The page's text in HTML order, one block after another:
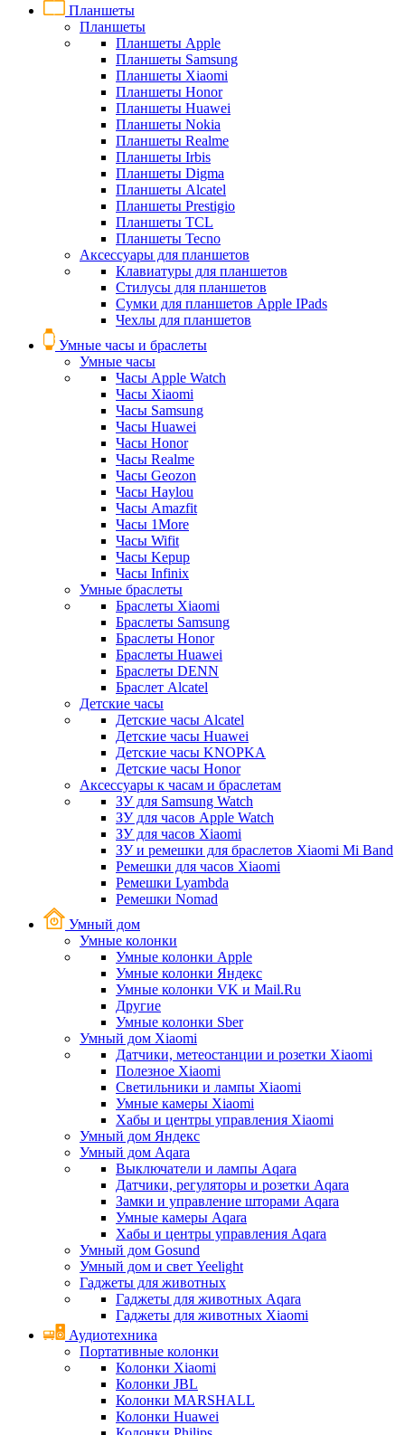
Планшеты
Планшеты
Планшеты Apple
Планшеты Samsung
Планшеты Xiaomi
Планшеты Honor
Планшеты Huawei
Планшеты Nokia
Планшеты Realme
Планшеты Irbis
Планшеты Digma
Планшеты Alcatel
Планшеты Prestigio
Планшеты TCL
Планшеты Tecno
Аксессуары для планшетов
Клавиатуры для планшетов
Стилусы для планшетов
Сумки для планшетов Apple IPads
Чехлы для планшетов
Умные часы и браслеты
Умные часы
Часы Apple Watch
Часы Xiaomi
Часы Samsung
Часы Huawei
Часы Honor
Часы Realme
Часы Geozon
Часы Haylou
Часы Amazfit
Часы 1More
Часы Wifit
Часы Kepup
Часы Infinix
Умные браслеты
Браслеты Xiaomi
Браслеты Samsung
Браслеты Honor
Браслеты Huawei
Браслеты DENN
Браслет Alcatel
Детские часы
Детские часы Alcatel
Детские часы Huawei
Детские часы KNOPKA
Детские часы Honor
Аксессуары к часам и браслетам
ЗУ для Samsung Watch
ЗУ для часов Apple Watch
ЗУ для часов Xiaomi
ЗУ и ремешки для браслетов Xiaomi Mi Band
Ремешки для часов Xiaomi
Ремешки Lyambda
Ремешки Nomad
Умный дом
Умные колонки
Умные колонки Apple
Умные колонки Яндекс
Умные колонки VK и Mail.Ru
Другие
Умные колонки Sber
Умный дом Xiaomi
Датчики, метеостанции и розетки Xiaomi
Полезное Xiaomi
Светильники и лампы Xiaomi
Умные камеры Xiaomi
Хабы и центры управления Xiaomi
Умный дом Яндекс
Умный дом Aqara
Выключатели и лампы Aqara
Датчики, регуляторы и розетки Aqara
Замки и управление шторами Aqara
Умные камеры Aqara
Хабы и центры управления Aqara
Умный дом Gosund
Умный дом и свет Yeelight
Гаджеты для животных
Гаджеты для животных Aqara
Гаджеты для животных Xiaomi
Аудиотехника
Портативные колонки
Колонки Xiaomi
Колонки JBL
Колонки MARSHALL
Колонки Huawei